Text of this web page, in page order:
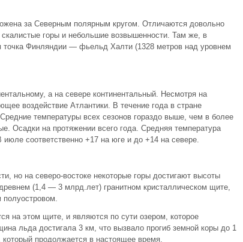
за Северным полярным кругом. Отличаются довольно
горы и небольшие возвышенности. Там же, в
Финляндии — фьельд Халти (1328 метров над уровнем
а на севере континентальный. Несмотря на
воздействие Атлантики. В течение года в стране
температуры всех сезонов гораздо выше, чем в более
Осадки на протяжении всего года. Средняя температура
соответственно +17 на юге и до +14 на севере.
но на северо-востоке некоторые горы достигают высоты
(1,4 — 3 млрд.лет) гранитном кристаллическом щите,
на этом щите, и являются по сути озером, которое
льда достигала 3 км, что вызвало прогиб земной коры до 1
продолжается в настоящее время.